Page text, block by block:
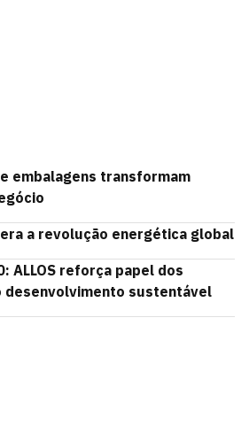
embalagens transformam
a revolução energética global
ALLOS reforça papel dos
desenvolvimento sustentável